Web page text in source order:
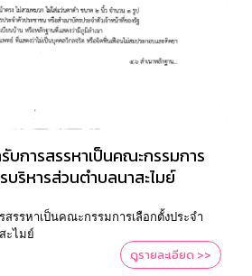
บการสรรหาเป็นคณะกรรมการ
บริหารส่วนตำบลนาสะไมย์
รรหาเป็นคณะกรรมการเลือกตั้งประจำ
ะไมย์
ดูรายละเอียด >>